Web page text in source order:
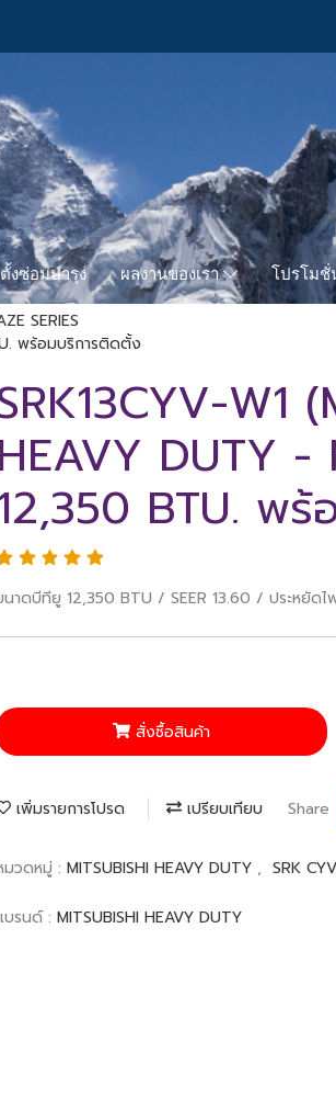
งซ่อมบำรุง ผลงานของเรา โปรโมชั่
SERIES
พร้อมบริการติดตั้ง
W1
HEAVY DUTY -
BTU. พ
นาดบีทียู 12,350 BTU / SEER 13.60 / ประหยัดไ
สั่งซื้อสินค้า
เพิ่มรายการโปรด เปรียบเทียบ Share
มวดหมู่ : MITSUBISHI HEAVY DUTY , SRK
บรนด์ : MITSUBISHI HEAVY DUTY